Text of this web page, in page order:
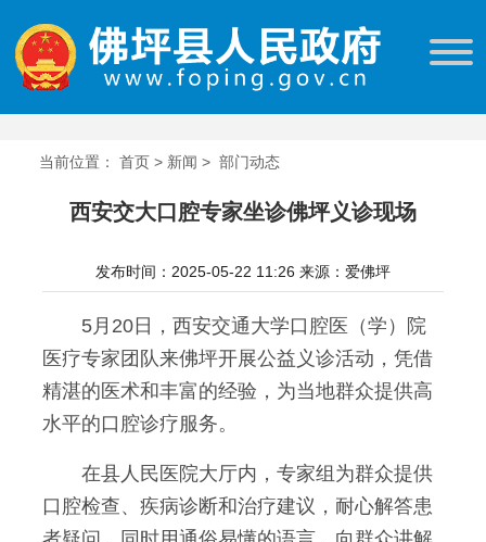
当前位置： 首页 > 新闻 > 部门动态
西安交大口腔专家坐诊佛坪义诊现场
发布时间：2025-05-22 11:26 来源：爱佛坪
5月20日，西安交通大学口腔医（学）院
医疗专家团队来佛坪开展公益义诊活动，凭借
精湛的医术和丰富的经验，为当地群众提供高
水平的口腔诊疗服务。
在县人民医院大厅内，专家组为群众提供
口腔检查、疾病诊断和治疗建议，耐心解答患